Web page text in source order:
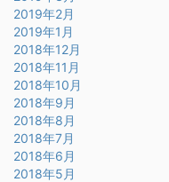
2019年2月
2019年1月
2018年12月
2018年11月
2018年10月
2018年9月
2018年8月
2018年7月
2018年6月
2018年5月